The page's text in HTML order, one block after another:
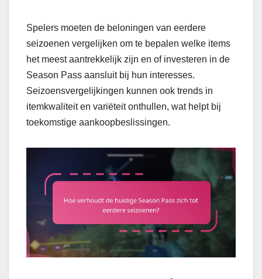
Spelers moeten de beloningen van eerdere
seizoenen vergelijken om te bepalen welke items
het meest aantrekkelijk zijn en of investeren in de
Season Pass aansluit bij hun interesses.
Seizoensvergelijkingen kunnen ook trends in
itemkwaliteit en variëteit onthullen, wat helpt bij
toekomstige aankoopbeslissingen.